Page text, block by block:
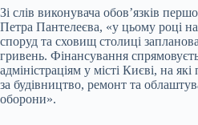
Зі слів виконувача обов’язків
Петра Пантелеєва, «у цьому році
споруд та сховищ столиці
гривень. Фінансування
адміністраціям у місті Києві, на
за будівництво, ремонт та
оборони».